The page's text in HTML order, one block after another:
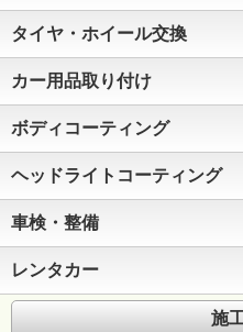
タイヤ・ホイール交換
カー用品取り付け
ボディコーティング
ヘッドライトコーティング
車検・整備
レンタカー
施